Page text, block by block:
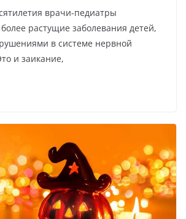
врачи-педиатры
растущие заболевания детей,
в системе нервной
и заикание,